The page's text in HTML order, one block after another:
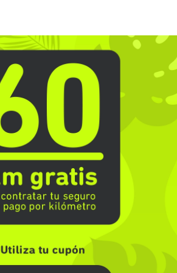
ó800-953-00-59